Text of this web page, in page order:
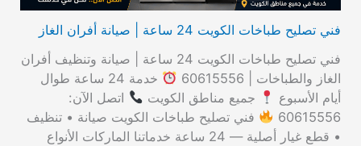
فني تصليح طباخات الكويت 24 ساعة | صيانة أفران الغاز
فني تصليح طباخات الكويت 24 ساعة | صيانة وتنظيف أفران
الغاز والطباخات | 60615556
خدمة 24 ساعة طوال
أيام الأسبوع
جميع مناطق الكويت
اتصل الآن:
60615556
فني تصليح طباخات الكويت صيانة • تنظيف
• قطع غيار أصلية — 24 ساعة خدماتنا الماركات الأنواع